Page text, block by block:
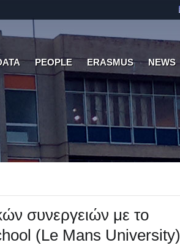
PEOPLE ERASMUS NEWS
συνεργειών με το
(Le Mans University)